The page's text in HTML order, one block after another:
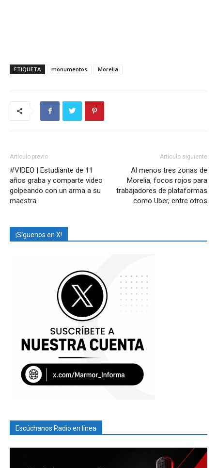
ETIQUETA monumentos Morelia
Artículo previo
#VIDEO | Estudiante de 11
años graba y comparte video
golpeando con un arma a su
maestra
Artículo siguiente
Al menos tres zonas de
Morelia, focos rojos para
trabajadores de plataformas
como Uber, entre otros
¡Síguenos en X!
Escúchanos Radio en línea